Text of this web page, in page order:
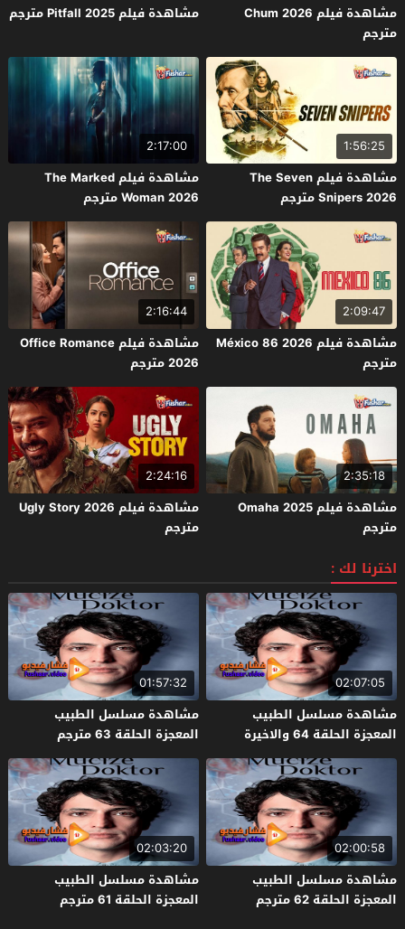
مشاهدة فيلم Chum 2026
مترجم
مشاهدة فيلم Pitfall 2025 مترجم
1:56:25
مشاهدة فيلم The Seven
Snipers 2026 مترجم
2:17:00
مشاهدة فيلم The Marked
Woman 2026 مترجم
2:09:47
مشاهدة فيلم México 86 2026
مترجم
2:16:44
مشاهدة فيلم Office Romance
2026 مترجم
2:35:18
مشاهدة فيلم Omaha 2025
مترجم
2:24:16
مشاهدة فيلم Ugly Story 2026
مترجم
اخترنا لك :
02:07:05
مشاهدة مسلسل الطبيب
المعجزة الحلقة 64 والاخيرة
مترجم
01:57:32
مشاهدة مسلسل الطبيب
المعجزة الحلقة 63 مترجم
02:00:58
مشاهدة مسلسل الطبيب
المعجزة الحلقة 62 مترجم
02:03:20
مشاهدة مسلسل الطبيب
المعجزة الحلقة 61 مترجم